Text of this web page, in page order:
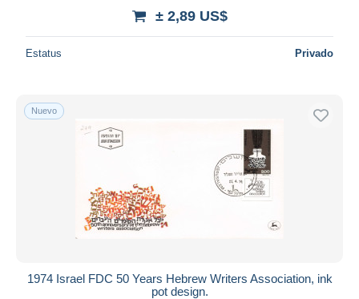
± 2,89 US$
Estatus Privado
Nuevo
1974 Israel FDC 50 Years Hebrew Writers Association, ink
pot design.